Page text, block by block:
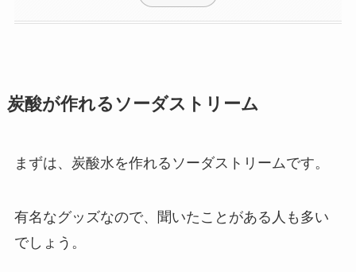
炭酸が作れるソーダストリーム
まずは、炭酸水を作れるソーダストリームです。
有名なグッズなので、聞いたことがある人も多い
でしょう。